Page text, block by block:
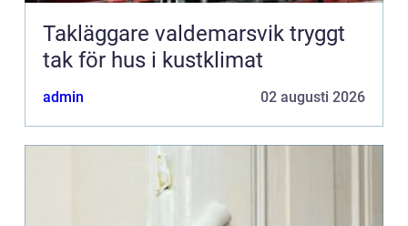
Takläggare valdemarsvik tryggt
tak för hus i kustklimat
admin 02 augusti 2026